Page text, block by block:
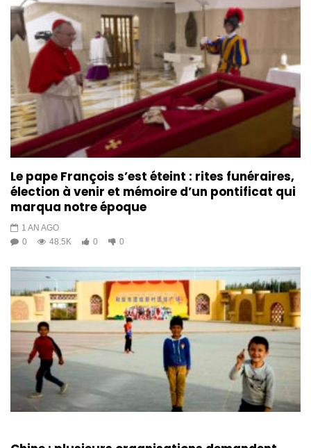
Le pape François s’est éteint : rites funéraires,
élection à venir et mémoire d’un pontificat qui
marqua notre époque
1 AN AGO
0
48.5K 0 0